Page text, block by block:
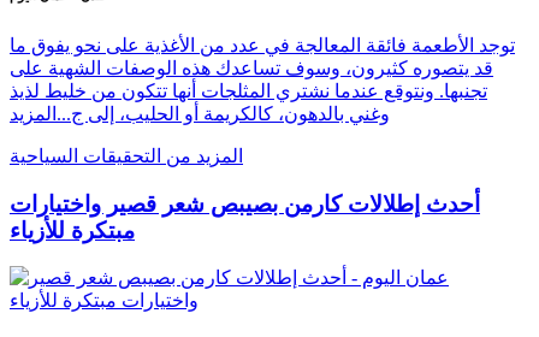
توجد الأطعمة فائقة المعالجة في عدد من الأغذية على نحو يفوق ما
قد يتصوره كثيرون، وسوف تساعدك هذه الوصفات الشهية على
تجنبها. ونتوقع عندما نشتري المثلجات أنها تتكون من خليط لذيذ
وغني بالدهون، كالكريمة أو الحليب، إلى ج...
المزيد
المزيد من التحقيقات السياحية
أحدث إطلالات كارمن بصيبص شعر قصير واختيارات
مبتكرة للأزياء